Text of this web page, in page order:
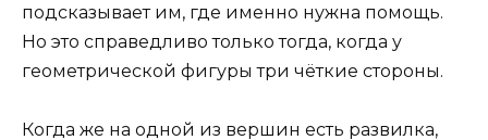
подсказывает им, где именно нужна помощь.
Но это справедливо только тогда, когда у
геометрической фигуры три чёткие стороны.
Когда же на одной из вершин есть развилка,